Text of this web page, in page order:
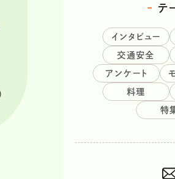
テ
インタビュー
交通安全
アンケート
料理
特